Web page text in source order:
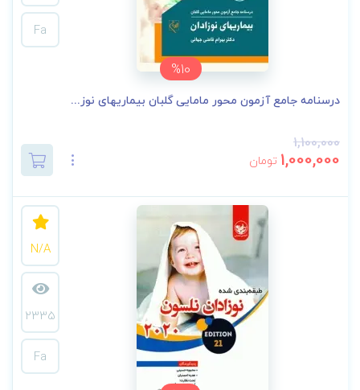
%10
Fa
درسنامه جامع آزمون محور مامایی گلبان بیماریهای نوز...
1,100,000
1,000,000 تومان
N/A
2335
Fa